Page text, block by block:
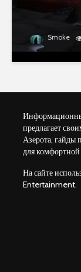
Smoke
предлагает
Азерота, гайды
для
На сайте
Entertainment.